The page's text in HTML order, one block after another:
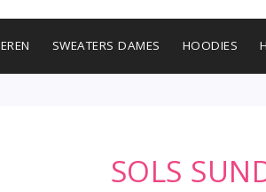
SWEATERS DAMES HOODIES
SOLS